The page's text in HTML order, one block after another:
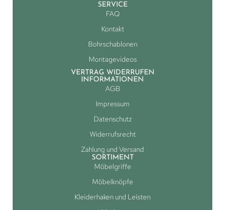
SERVICE
FAQ
Kontakt
Bohrschablonen
Montagevideos
VERTRAG WIDERRUFEN
INFORMATIONEN
AGB
Impressum
Datenschutz
Widerrufsrecht
Zahlung und Versand
SORTIMENT
Möbelgriffe
Möbelknöpfe
Kleiderhaken und Leisten